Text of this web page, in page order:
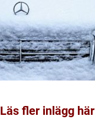
Läs fler inlägg här